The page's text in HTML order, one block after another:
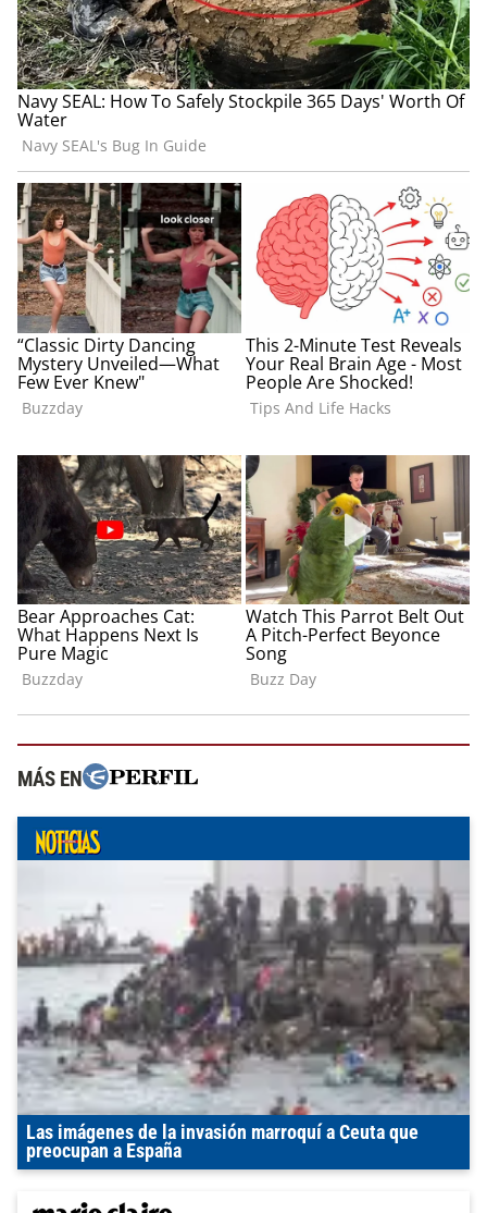
MÁS EN
Las imágenes de la invasión marroquí a Ceuta que
preocupan a España